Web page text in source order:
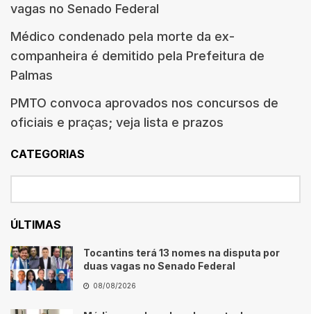
vagas no Senado Federal
Médico condenado pela morte da ex-
companheira é demitido pela Prefeitura de
Palmas
PMTO convoca aprovados nos concursos de
oficiais e praças; veja lista e prazos
CATEGORIAS
ÚLTIMAS
Tocantins terá 13 nomes na disputa por
duas vagas no Senado Federal
08/08/2026